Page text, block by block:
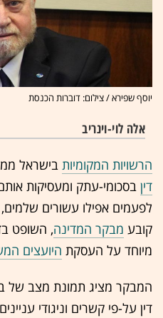
יוסף שפירא / צילום: דוברות הכנסת
אלה לוי-וינריב
הרשויות המקומיות בישראל
דין בסכומי-עתק ומעסיקות
לפעמים אפילו עשורים
קובע מבקר המדינה, השופט
מיוחד על העסקת היועצים
המבקר מציג תמונת מצב של
דין על-פי קשרים וניגודי